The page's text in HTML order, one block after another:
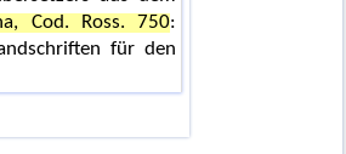
Cod. Ross. 750:
für den